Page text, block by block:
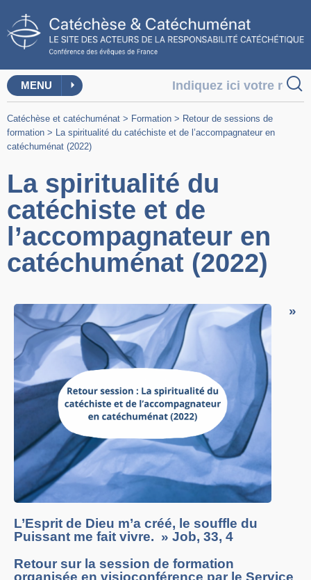
MENU
Catéchèse et catéchuménat > Formation > Retour de sessions de
formation > La spiritualité du catéchiste et de l’accompagnateur en
catéchuménat (2022)
La spiritualité du
catéchiste et de
l’accompagnateur en
catéchuménat (2022)
»
L’Esprit de Dieu m’a créé, le souffle du
Puissant me fait vivre. » Job, 33, 4
Retour sur la session de formation
organisée en visioconférence par le Service